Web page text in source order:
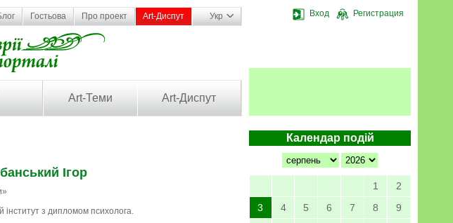
Вход Регистрация
Гостьова Про проект Art-Диспут Укр
Art-Теми Art-Диспут
Календар подій
1
2
3
4 5 6 7 8
9
Ігор
інститут з дипломом психолога.